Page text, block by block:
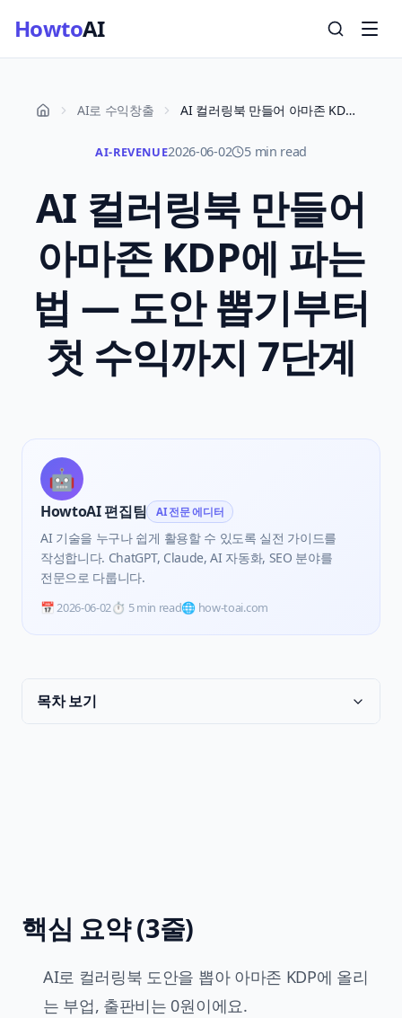
HowtoAI
AI로 수익창출 AI 컬러링북 만들어 아마존 KDP에 파는 법 — 도안 뽑기부터 첫 수익까지 7단계
AI-REVENUE2026-06-02 5 min read
AI 컬러링북 만들어
아마존 KDP에 파는
법 — 도안 뽑기부터
첫 수익까지 7단계
🤖
HowtoAI 편집팀 AI 전문 에디터
AI 기술을 누구나 쉽게 활용할 수 있도록 실전 가이드를
작성합니다. ChatGPT, Claude, AI 자동화, SEO 분야를
전문으로 다룹니다.
📅2026-06-02⏱️ 5 min read🌐 how-toai.com
목차 보기
핵심 요약 (3줄)
AI로 컬러링북 도안을 뽑아 아마존 KDP에 올리
는 부업, 출판비는 0원이에요.